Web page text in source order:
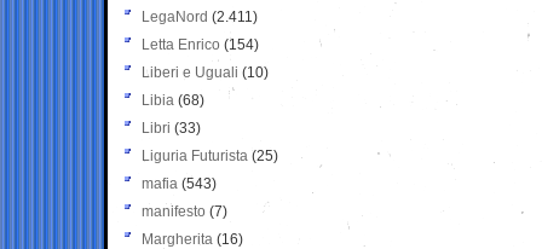
LegaNord (2.411)
Letta Enrico (154)
Liberi e Uguali (10)
Libia (68)
Libri (33)
Liguria Futurista (25)
mafia (543)
manifesto (7)
Margherita (16)